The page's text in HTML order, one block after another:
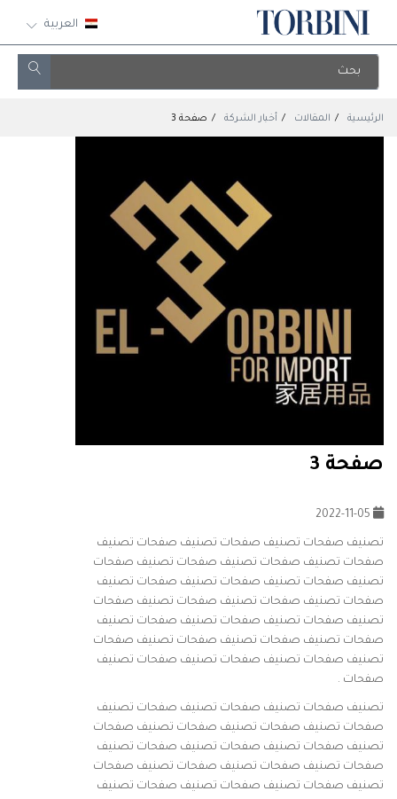
العربية
الرئيسية المقالات أخبار الشركة صفحة 3
صفحة 3
تصنيف صفحات تصنيف صفحات تصنيف صفحات تصنيف
صفحات تصنيف صفحات تصنيف صفحات تصنيف صفحات
تصنيف صفحات تصنيف صفحات تصنيف صفحات تصنيف
صفحات تصنيف صفحات تصنيف صفحات تصنيف صفحات
تصنيف صفحات تصنيف صفحات تصنيف صفحات تصنيف
صفحات تصنيف صفحات تصنيف صفحات تصنيف صفحات
تصنيف صفحات تصنيف صفحات تصنيف صفحات تصنيف
صفحات .
تصنيف صفحات تصنيف صفحات تصنيف صفحات تصنيف
صفحات تصنيف صفحات تصنيف صفحات تصنيف صفحات
تصنيف صفحات تصنيف صفحات تصنيف صفحات تصنيف
صفحات تصنيف صفحات تصنيف صفحات تصنيف صفحات
تصنيف صفحات تصنيف صفحات تصنيف صفحات تصنيف